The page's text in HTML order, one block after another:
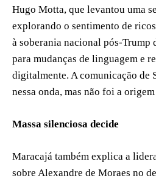
Hugo Motta, que levantou uma
explorando o sentimento de
à soberania nacional pós-Trump
para mudanças de linguagem e
digitalmente. A comunicação de
nessa onda, mas não foi a
Massa silenciosa decide
Maracajá também explica a
sobre Alexandre de Moraes no